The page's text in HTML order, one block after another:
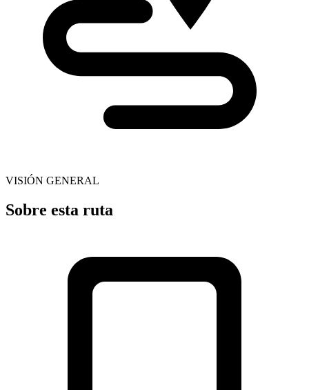
VISIÓN GENERAL
Sobre esta ruta